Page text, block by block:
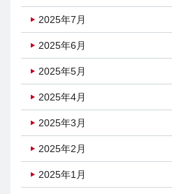
2025年7月
2025年6月
2025年5月
2025年4月
2025年3月
2025年2月
2025年1月